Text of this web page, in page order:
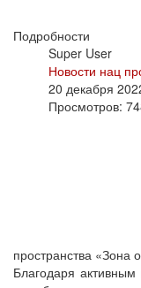
Подробности
Super User
Новости нац
20 декабря
Просмотров:
пространства «Зона
Благодаря